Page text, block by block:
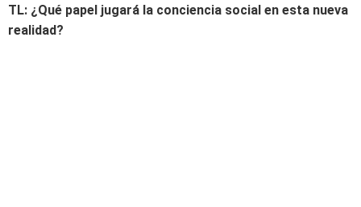
TL: ¿Qué papel jugará la conciencia social en esta nueva
realidad?